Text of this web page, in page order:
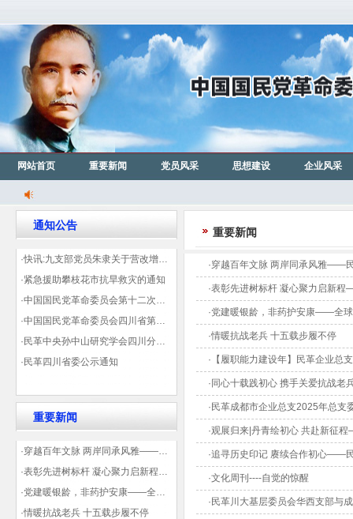
网站首页 重要新闻 党员风采 思想建设 企业风采
通知公告
·快讯:九支部党员朱隶关于营改增信息宣传力度的建议那篇已被省政协采用
·紧急援助攀枝花市抗旱救灾的通知
·中国国民党革命委员会第十二次全国代表大会代表登记表（下载）
·中国国民党革命委员会四川省第十一次代表大会代表登记表（下载）
·民革中央孙中山研究学会四川分会领导机构及成员名单
·民革四川省委公示通知
重要新闻
·穿越百年文脉 两岸同承风雅——民革四川省委会“中山天府大讲堂”第三讲在蓉举办
·表彰先进树标杆 凝心聚力启新程——民革企业总支部参加2025年度先进表彰大会有感
·党建暖银龄，非药护安康——全球健康公益大讲堂温情纪实
·情暖抗战老兵 十五载步履不停
重要新闻
·穿越百年文脉 两岸同承风雅——
·表彰先进树标杆 凝心聚力启新
·党建暖银龄，非药护安康——全
·情暖抗战老兵 十五载步履不停
·【履职能力建设年】民革企业总
·同心十载践初心 携手关爱抗战
·民革成都市企业总支2025年总
·观展归来|丹青绘初心 共赴新征
·追寻历史印记 赓续合作初心——
·文化周刊----自觉的惊醒
·民革川大基层委员会华西支部与